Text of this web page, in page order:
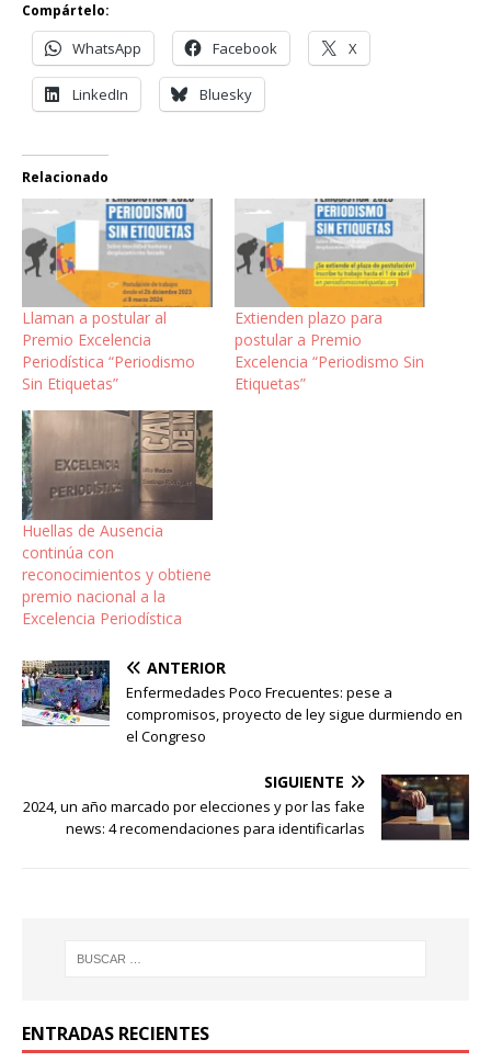
Compártelo:
WhatsApp Facebook X
LinkedIn Bluesky
Relacionado
Llaman a postular al
Premio Excelencia
Periodística “Periodismo
Sin Etiquetas”
Extienden plazo para
postular a Premio
Excelencia “Periodismo Sin
Etiquetas”
Huellas de Ausencia
continúa con
reconocimientos y obtiene
premio nacional a la
Excelencia Periodística
ANTERIOR
Enfermedades Poco Frecuentes: pese a
compromisos, proyecto de ley sigue durmiendo en
el Congreso
SIGUIENTE
2024, un año marcado por elecciones y por las fake
news: 4 recomendaciones para identificarlas
ENTRADAS RECIENTES